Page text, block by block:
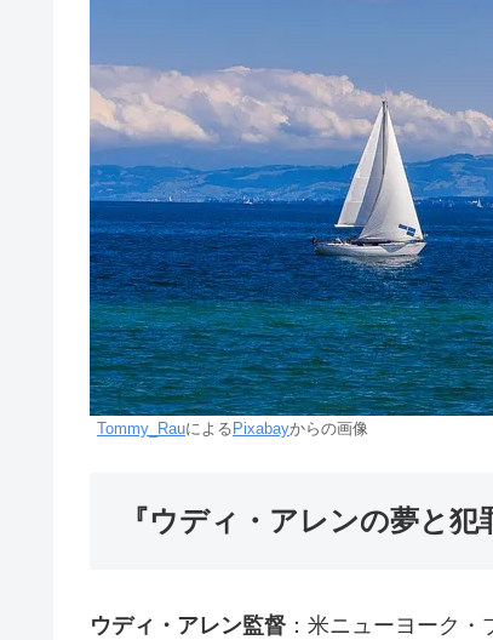
Tommy_Rauによる Pixabayからの画像
『ウディ・アレンの夢と
ウディ・アレン監督 ：米ニューヨーク・